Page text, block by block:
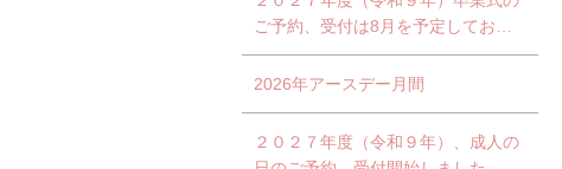
ご予約、受付は8月を予定しており
ます。
2026年アースデー月間
２０２７年度（令和９年）、成人の